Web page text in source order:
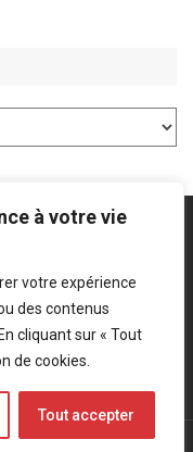
à votre vie
votre expérience
des contenus
cliquant sur « Tout
de cookies.
Tout accepter